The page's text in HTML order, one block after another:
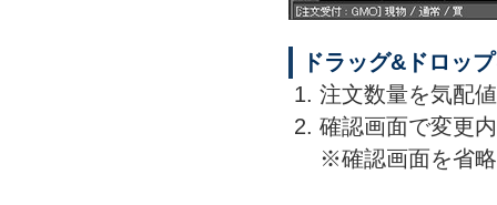
ドラッグ&ドロッ
注文数量を気配
確認画面で変更
※確認画面を省